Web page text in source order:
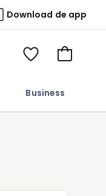
Download de app
Business
Kijk
Naar